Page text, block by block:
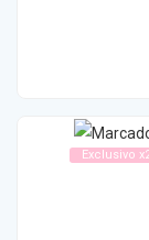
Exclusivo